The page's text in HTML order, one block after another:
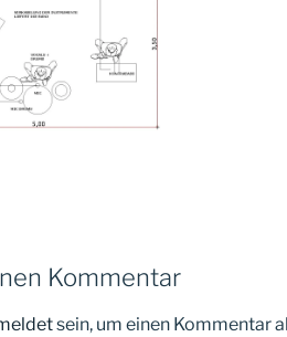
Kommentar
sein, um einen Kommentar